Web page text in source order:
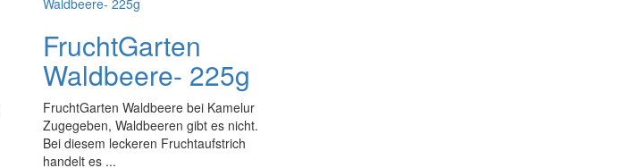
FruchtGarten
Waldbeere- 225g
FruchtGarten Waldbeere bei Kamelur
Zugegeben, Waldbeeren gibt es nicht.
Bei diesem leckeren Fruchtaufstrich
handelt es ...